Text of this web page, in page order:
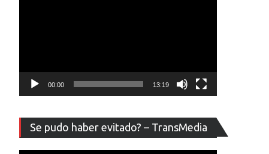
00:00 13:19
Se pudo haber evitado? – TransMedia
de
vídeo